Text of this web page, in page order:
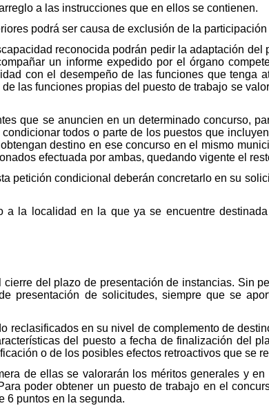
a las instrucciones que en ellos se contienen.
podrá ser causa de exclusión de la
reconocida podrán pedir la adaptación del
un informe expedido por el órgano
con el desempeño de las funciones que tenga
las funciones propias del puesto de trabajo se
que se anuncien en un determinado concurso,
todos o parte de los puestos que
destino en ese concurso en el mismo
efectuada por ambas, quedando vigente el
petición condicional deberán concretarlo en su
a la localidad en la que ya se encuentre
del plazo de presentación de instancias. Sin
presentación de solicitudes, siempre que se
reclasificados en su nivel de complemento de
del puesto a fecha de finalización del
o de los posibles efectos retroactivos que se
de ellas se valorarán los méritos generales y
poder obtener un puesto de trabajo en el
6 puntos en la segunda.